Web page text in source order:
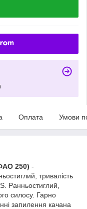
Оплата Умови
250) -
тривалість
Ранньостиглий,
силосу. Гарно
запилення качана